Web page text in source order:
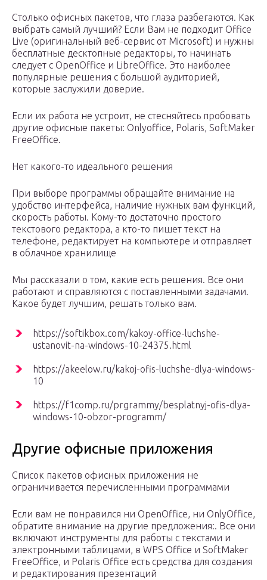
Столько офисных пакетов, что глаза разбегаются. Как
выбрать самый лучший? Если Вам не подходит Office
Live (оригинальный веб-сервис от Microsoft) и нужны
бесплатные десктопные редакторы, то начинать
следует с OpenOffice и LibreOffice. Это наиболее
популярные решения с большой аудиторией,
которые заслужили доверие.
Если их работа не устроит, не стесняйтесь пробовать
другие офисные пакеты: Onlyoffice, Polaris, SoftMaker
FreeOffice.
Нет какого-то идеального решения
При выборе программы обращайте внимание на
удобство интерфейса, наличие нужных вам функций,
скорость работы. Кому-то достаточно простого
текстового редактора, а кто-то пишет текст на
телефоне, редактирует на компьютере и отправляет
в облачное хранилище
Мы рассказали о том, какие есть решения. Все они
работают и справляются с поставленными задачами.
Какое будет лучшим, решать только вам.
https://softikbox.com/kakoy-office-luchshe-
ustanovit-na-windows-10-24375.html
https://akeelow.ru/kakoj-ofis-luchshe-dlya-windows-
10
https://f1comp.ru/prgrammy/besplatnyj-ofis-dlya-
windows-10-obzor-programm/
Другие офисные приложения
Список пакетов офисных приложения не
ограничивается перечисленными программами
Если вам не понравился ни OpenOffice, ни OnlyOffice,
обратите внимание на другие предложения:. Все они
включают инструменты для работы с текстами и
электронными таблицами, в WPS Office и SoftMaker
FreeOffice, и Polaris Office есть средства для создания
и редактирования презентаций